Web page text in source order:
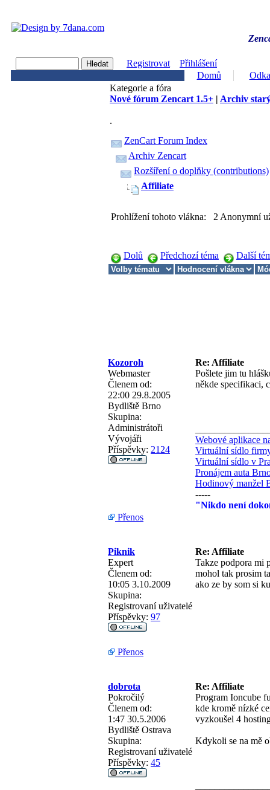
Registrovat
Přihlášení
Domů
Kategorie a fóra
Nové fórum Zencart 1.5+ | Archiv
.
ZenCart Forum Index
Archiv Zencart
Rozšíření o doplňky (contributions)
Affiliate
Prohlížení tohoto vlákna: 2 Anonymní
Dolů Předchozí téma Další
Kozoroh
Re: Affiliate
Webmaster
Členem od:
22:00 29.8.2005
Bydliště Brno
Skupina:
Administrátoři
Vývojáři
Příspěvky: 2124
Pošlete jim tu
někde specifikaci,
Webové aplikace
Virtuální sídlo
Virtuální sídlo v
Pronájem auta
Hodinový manžel
-----
"Nikdo není
Přenos
Piknik
Re: Affiliate
Expert
Členem od:
10:05 3.10.2009
Skupina:
Registrovaní uživatelé
Příspěvky: 97
Takze podpora mi
mohol tak prosim
ako ze by som si
Přenos
dobrota
Re: Affiliate
Pokročilý
Členem od:
1:47 30.5.2006
Bydliště Ostrava
Skupina:
Registrovaní uživatelé
Příspěvky: 45
Program Ioncube
kde kromě nízké
vyzkoušel 4
Kdykoli se na mě